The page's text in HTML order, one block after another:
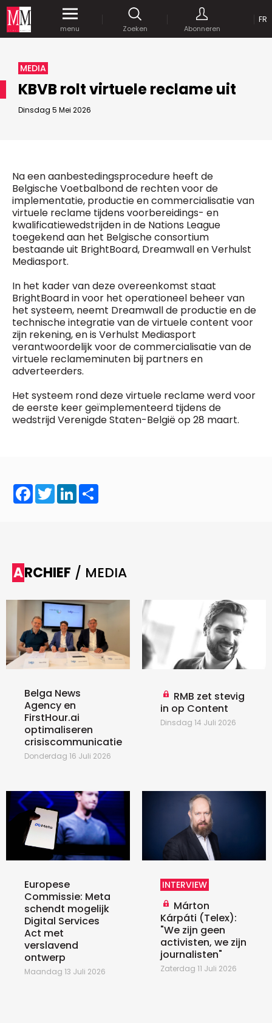
menu Zoeken Abonneren
FR
MEDIA
KBVB rolt virtuele reclame uit
Dinsdag 5 Mei 2026
Na een aanbestedingsprocedure heeft de
Belgische Voetbalbond de rechten voor de
implementatie, productie en commercialisatie van
virtuele reclame tijdens voorbereidings- en
kwalificatiewedstrijden in de Nations League
toegekend aan het Belgische consortium
bestaande uit BrightBoard, Dreamwall en Verhulst
Mediasport.
In het kader van deze overeenkomst staat
BrightBoard in voor het operationeel beheer van
het systeem, neemt Dreamwall de productie en de
technische integratie van de virtuele content voor
zijn rekening, en is Verhulst Mediasport
verantwoordelijk voor de commercialisatie van de
virtuele reclameminuten bij partners en
adverteerders.
Het systeem rond deze virtuele reclame werd voor
de eerste keer geïmplementeerd tijdens de
wedstrijd Verenigde Staten-België op 28 maart.
Facebook
TwitterLinkedIn
ARCHIEF / MEDIA
Belga News
Agency en
FirstHour.ai
optimaliseren
crisiscommunicatie
Donderdag 16 Juli 2026
RMB zet stevig
in op Content
Dinsdag 14 Juli 2026
Europese
Commissie: Meta
schendt mogelijk
Digital Services
Act met
verslavend
ontwerp
Maandag 13 Juli 2026
INTERVIEW
Márton
Kárpáti (Telex):
"We zijn geen
activisten, we zijn
journalisten"
Zaterdag 11 Juli 2026
ZOEKEN
JE WACHTWOORD VERSTUREN
OP
MARCOM WORLD SRL
Mix Brussels - Vorstlaan 25 bus 5
1160 Brussels - Belgïe
Managing Director
Jean-Vianney Philippe
0471 92 01 98
jeanvianney@mm.be
Fred Bouchar
0498 88 64 89
f.bouchar@mm.be
Chief Editor
Griet Byl
0475 97 12 57
g.byl@mm.be
Chief Editor
Damien Lemaire
0477 37 31 65
Astuces :
Gebruikaanhalingstekens("") rond de
zoektermen, zodat er op de exacte combinatie
gezocht wordt.
Gebruik hetplusteken (+)tussen de zoektermen
als u op zoek wilt gaan naar artikels die één of
meerdere van deze woorden vermelden.
BEVESTIGEN
Krijg gedurende een maand gratistoegang
VERVOEG ONS
Bedrijfsabonnement
Daily
Freemium
access
5 x week
MM e - News
1 x week
10 x year
MM Best of
Research
10 x year
MM Blue
Vragen ?